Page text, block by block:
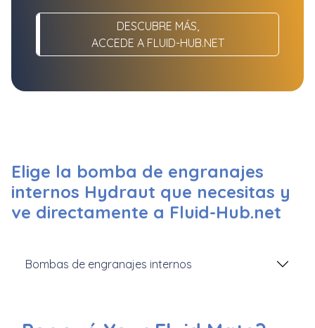
DESCUBRE MÁS,
ACCEDE A FLUID-HUB.NET
Elige la bomba de engranajes
internos Hydraut que necesitas y
ve directamente a Fluid-Hub.net
Bombas de engranajes internos